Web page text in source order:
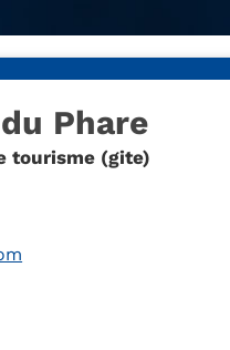
Phare
tourisme (gite)